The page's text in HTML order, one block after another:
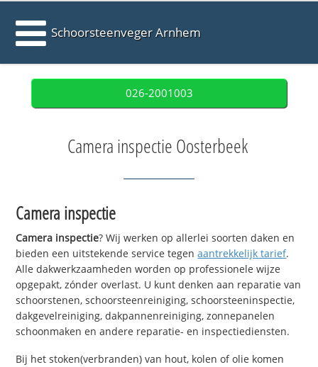
Schoorsteenveger Arnhem
026-2001003
Camera inspectie Oosterbeek
Camera inspectie
Camera inspectie? Wij werken op allerlei soorten daken en
bieden een uitstekende service tegenaantrekkelijk tarief.
Alle dakwerkzaamheden worden op professionele wijze
opgepakt, zónder overlast. U kunt denken aan reparatie van
schoorstenen, schoorsteenreiniging, schoorsteeninspectie,
dakgevelreiniging, dakpannenreiniging, zonnepanelen
schoonmaken en andere reparatie- en inspectiediensten.
Bij het stoken(verbranden) van hout, kolen of olie komen